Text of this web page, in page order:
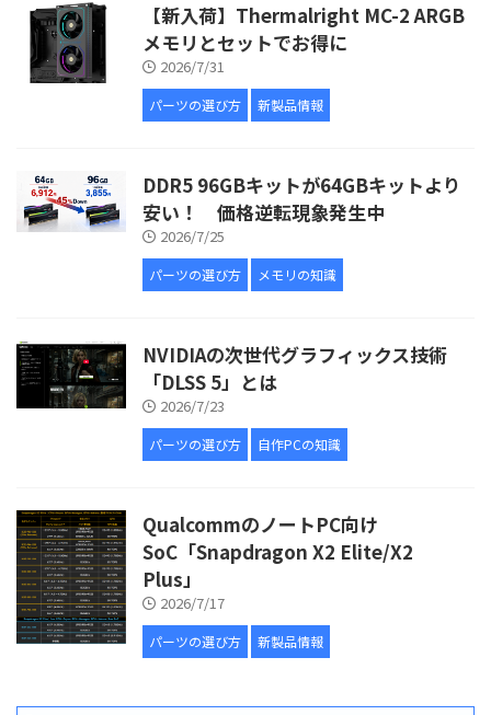
【新入荷】Thermalright MC-2 ARGB
メモリとセットでお得に
2026/7/31
パーツの選び方 新製品情報
DDR5 96GBキットが64GBキットより
安い！ 価格逆転現象発生中
2026/7/25
パーツの選び方 メモリの知識
NVIDIAの次世代グラフィックス技術
「DLSS 5」とは
2026/7/23
パーツの選び方 自作PCの知識
QualcommのノートPC向け
SoC「Snapdragon X2 Elite/X2
Plus」
2026/7/17
パーツの選び方 新製品情報